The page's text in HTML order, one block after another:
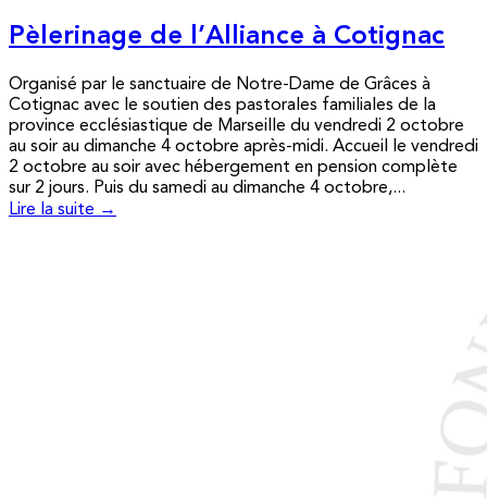
Pèlerinage de l’Alliance à Cotignac
Organisé par le sanctuaire de Notre-Dame de Grâces à
Cotignac avec le soutien des pastorales familiales de la
province ecclésiastique de Marseille du vendredi 2 octobre
au soir au dimanche 4 octobre après-midi. Accueil le vendredi
2 octobre au soir avec hébergement en pension complète
sur 2 jours. Puis du samedi au dimanche 4 octobre,...
Lire la suite →